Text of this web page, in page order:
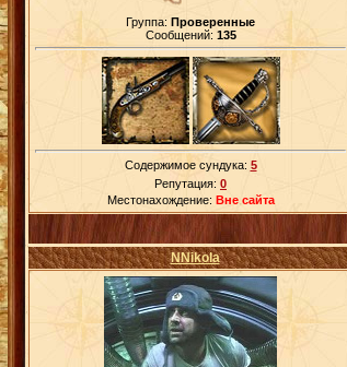
Группа: Проверенные
Сообщений: 135
Содержимое сундука: 5
Репутация: 0
Местонахождение: Вне сайта
NNikola